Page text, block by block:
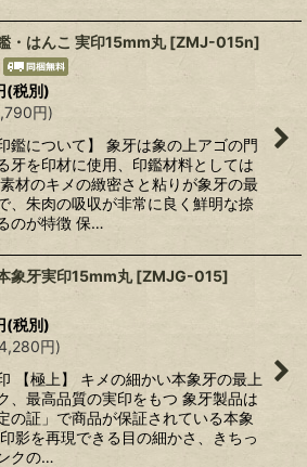
・はんこ 実印15mm丸 [ZMJ-015n]
(税別)
円)
鑑について】 象牙は象の上アゴの門
牙を印材に使用、印鑑材料としては
材のキメの緻密さと粘りが象牙の最
、朱肉の吸収が非常に良く鮮明な捺
のが特徴 保…
象牙実印15mm丸 [ZMJG-015]
(税別)
円)
【極上】 キメの細かい本象牙の最上
、最高品質の実印をもつ 象牙製品は
の証」で商品が保証されている本象
影を再現できる目の細かさ、きちっ
クの…